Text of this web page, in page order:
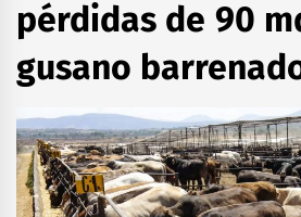
pérdidas de 90
gusano